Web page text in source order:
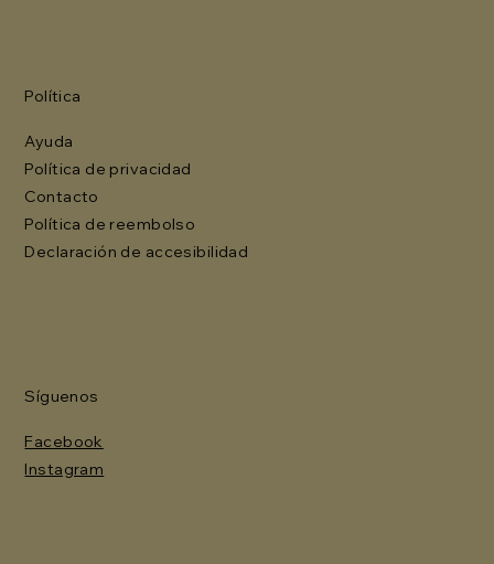
Política
Ayuda
Política de privacidad
Contacto
Política de reembolso
Declaración de accesibilidad
Síguenos
Facebook
Instagram